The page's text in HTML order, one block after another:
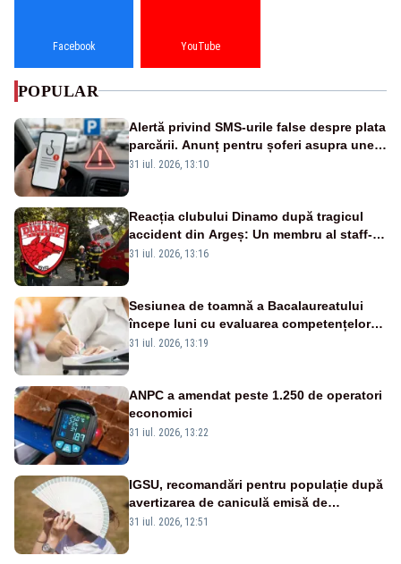
Facebook YouTube
POPULAR
Alertă privind SMS-urile false despre plata
parcării. Anunț pentru șoferi asupra unei
noi metode de fraudă online
31 iul. 2026, 13:10
Reacția clubului Dinamo după tragicul
accident din Argeș: Un membru al staff-
ului medical a murit, antrenorul Adrian
31 iul. 2026, 13:16
Sesiunea de toamnă a Bacalaureatului
începe luni cu evaluarea competențelor
orale la Limba română
31 iul. 2026, 13:19
ANPC a amendat peste 1.250 de operatori
economici
31 iul. 2026, 13:22
IGSU, recomandări pentru populație după
avertizarea de caniculă emisă de
meteorologi
31 iul. 2026, 12:51